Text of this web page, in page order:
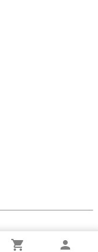
shopping_cart person